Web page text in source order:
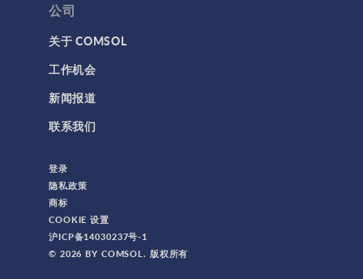
公司
关于 COMSOL
工作机会
新闻报道
联系我们
登录
隐私政策
商标
COOKIE 设置
沪ICP备14030237号-1
© 2026 BY COMSOL. 版权所有